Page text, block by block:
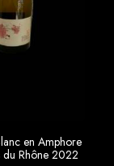
en Amphore
Rhône 2022